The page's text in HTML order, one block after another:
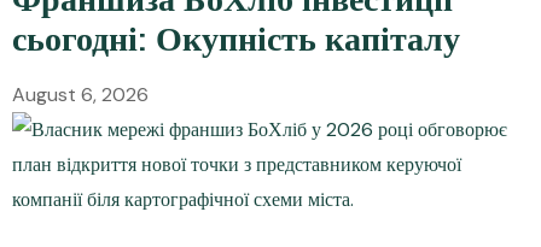
сьогодні: Окупність капіталу
August 6, 2026